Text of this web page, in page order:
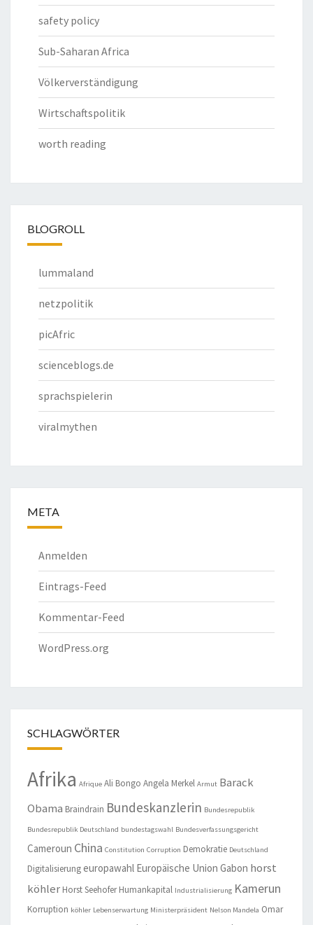
safety policy
Sub-Saharan Africa
Völkerverständigung
Wirtschaftspolitik
worth reading
BLOGROLL
lummaland
netzpolitik
picAfric
scienceblogs.de
sprachspielerin
viralmythen
META
Anmelden
Eintrags-Feed
Kommentar-Feed
WordPress.org
SCHLAGWÖRTER
Afrika Afrique Ali Bongo Angela Merkel Armut Barack
Obama Braindrain Bundeskanzlerin Bundesrepublik
Bundesrepublik Deutschland bundestagswahl Bundesverfassungsgericht
Cameroun China Constitution Corruption Demokratie Deutschland
Digitalisierungeuropawahl Europäische Union Gabon horst
köhler Horst Seehofer Humankapital Industrialisierung Kamerun
Korruption köhler Lebenserwartung Ministerpräsident Nelson Mandela Omar